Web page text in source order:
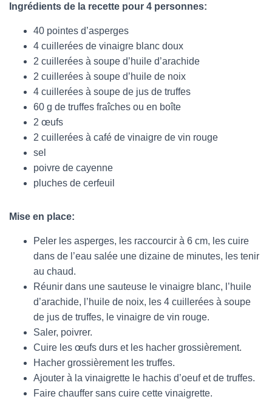
Ingrédients de la recette pour 4 personnes:
40 pointes d’asperges
4 cuillerées de vinaigre blanc doux
2 cuillerées à soupe d’huile d’arachide
2 cuillerées à soupe d’huile de noix
4 cuillerées à soupe de jus de truffes
60 g de truffes fraîches ou en boîte
2 œufs
2 cuillerées à café de vinaigre de vin rouge
sel
poivre de cayenne
pluches de cerfeuil
Mise en place:
Peler les asperges, les raccourcir à 6 cm, les cuire
dans de l’eau salée une dizaine de minutes, les tenir
au chaud.
Réunir dans une sauteuse le vinaigre blanc, l’huile
d’arachide, l’huile de noix, les 4 cuillerées à soupe
de jus de truffes, le vinaigre de vin rouge.
Saler, poivrer.
Cuire les œufs durs et les hacher grossièrement.
Hacher grossièrement les truffes.
Ajouter à la vinaigrette le hachis d’oeuf et de truffes.
Faire chauffer sans cuire cette vinaigrette.